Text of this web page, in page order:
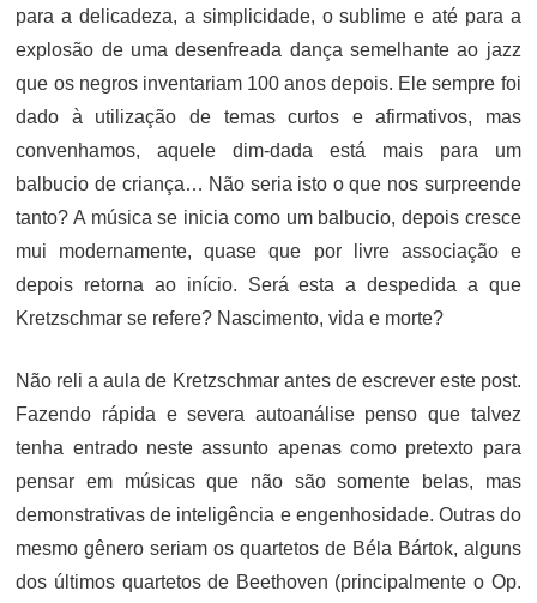
para a delicadeza, a simplicidade, o sublime e até para a
explosão de uma desenfreada dança semelhante ao jazz
que os negros inventariam 100 anos depois. Ele sempre foi
dado à utilização de temas curtos e afirmativos, mas
convenhamos, aquele dim-dada está mais para um
balbucio de criança… Não seria isto o que nos surpreende
tanto? A música se inicia como um balbucio, depois cresce
mui modernamente, quase que por livre associação e
depois retorna ao início. Será esta a despedida a que
Kretzschmar se refere? Nascimento, vida e morte?
Não reli a aula de Kretzschmar antes de escrever este post.
Fazendo rápida e severa autoanálise penso que talvez
tenha entrado neste assunto apenas como pretexto para
pensar em músicas que não são somente belas, mas
demonstrativas de inteligência e engenhosidade. Outras do
mesmo gênero seriam os quartetos de Béla Bártok, alguns
dos últimos quartetos de Beethoven (principalmente o Op.